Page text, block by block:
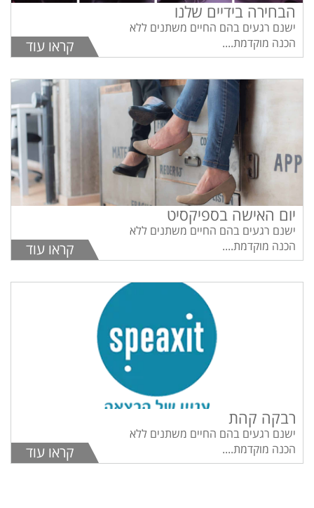
הבחירה בידיים שלנו
ישנם רגעים בהם החיים משתנים ללא
הכנה מוקדמת....
קראו עוד
יום האישה בספיקסיט
ישנם רגעים בהם החיים משתנים ללא
הכנה מוקדמת....
קראו עוד
רבקה קהת
ישנם רגעים בהם החיים משתנים ללא
הכנה מוקדמת....
קראו עוד